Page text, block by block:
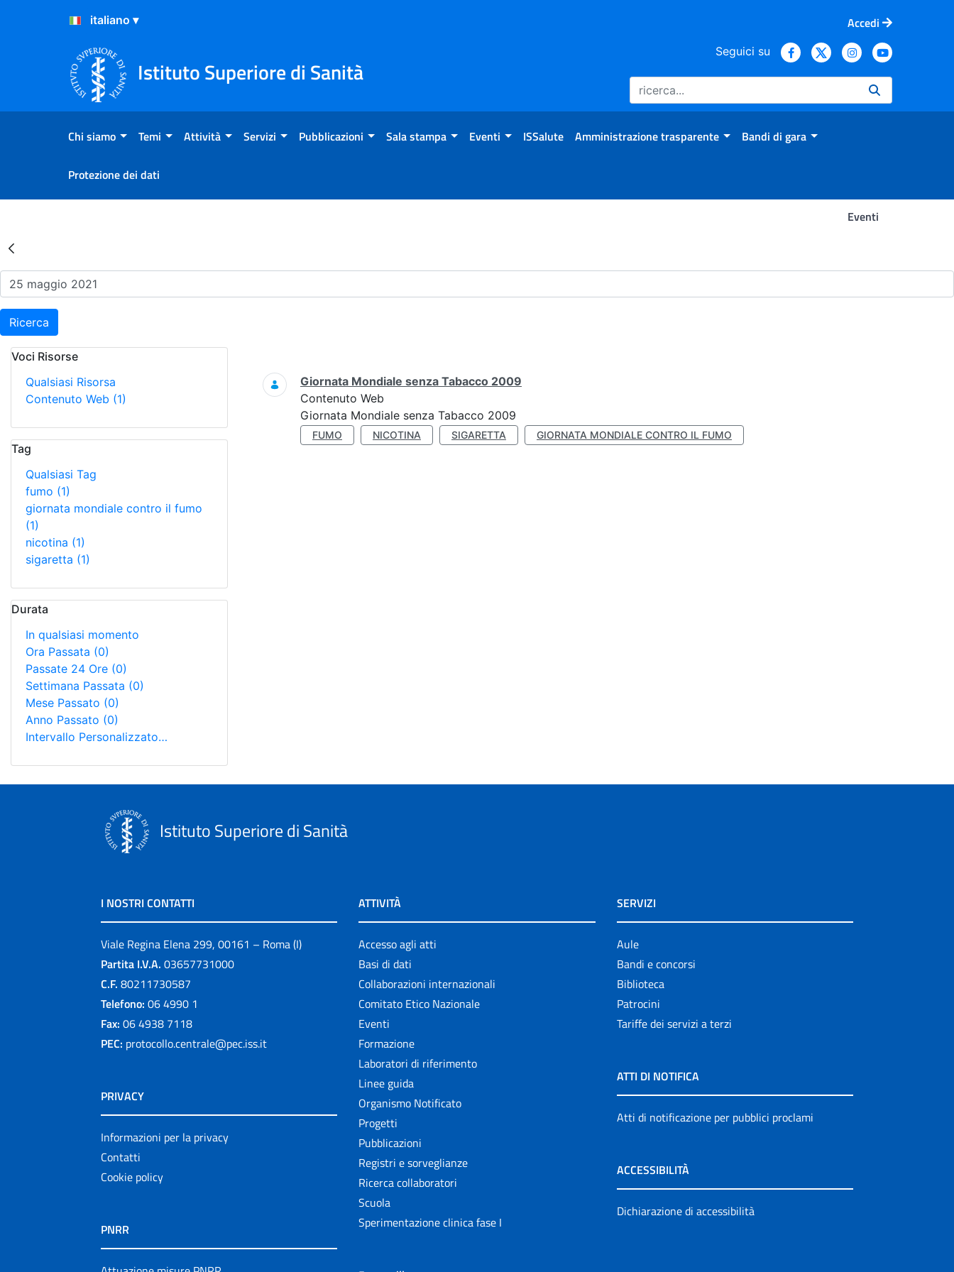
Salta al Contenuto
Salta al Footer
Accedi
Istituto Superiore di Sanità
Seguici su
Chi siamo Temi Attività Servizi Pubblicazioni Sala stampa Eventi ISSalute Amministrazione trasparente Bandi di gara
Protezione dei dati
Eventi
Risultati della Ricerca - Eventi
Ricerca
Voci Risorse
Qualsiasi Risorsa
Contenuto Web (1)
Tag
Qualsiasi Tag
fumo (1)
giornata mondiale contro il fumo
(1)
nicotina (1)
sigaretta (1)
Durata
In qualsiasi momento
Ora Passata (0)
Passate 24 Ore (0)
Settimana Passata (0)
Mese Passato (0)
Anno Passato (0)
Intervallo Personalizzato…
Ricerca
Giornata Mondiale senza Tabacco 2009
Contenuto Web
Giornata Mondiale senza Tabacco 2009
FUMO NICOTINA SIGARETTA GIORNATA MONDIALE CONTRO IL FUMO
Istituto Superiore di Sanità
I NOSTRI CONTATTI
Viale Regina Elena 299, 00161 – Roma (I)
Partita I.V.A. 03657731000
C.F. 80211730587
Telefono: 06 4990 1
Fax: 06 4938 7118
PEC: protocollo.centrale@pec.iss.it
PRIVACY
Informazioni per la privacy
Contatti
Cookie policy
PNRR
ATTIVITÀ
Accesso agli atti
Basi di dati
Collaborazioni internazionali
Comitato Etico Nazionale
Eventi
Formazione
Laboratori di riferimento
Linee guida
Organismo Notificato
Progetti
Pubblicazioni
Registri e sorveglianze
Ricerca collaboratori
Scuola
Sperimentazione clinica fase I
SERVIZI
Aule
Bandi e concorsi
Biblioteca
Patrocini
Tariffe dei servizi a terzi
ATTI DI NOTIFICA
Atti di notificazione per pubblici proclami
ACCESSIBILITÀ
Dichiarazione di accessibilità